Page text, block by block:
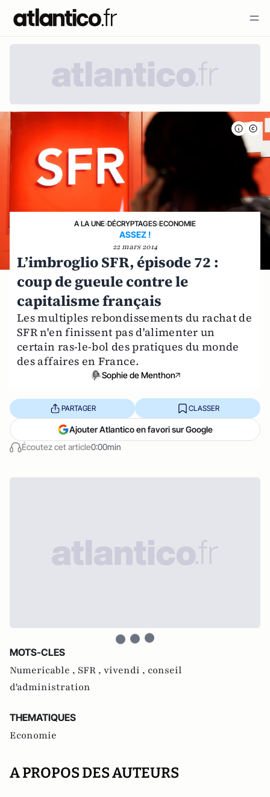
A LA UNE›DÉCRYPTAGES›ECONOMIE
ASSEZ !
22 mars 2014
L’imbroglio SFR, épisode 72 :
coup de gueule contre le
capitalisme français
Les multiples rebondissements du rachat de
SFR n'en finissent pas d'alimenter un
certain ras-le-bol des pratiques du monde
des affaires en France.
Sophie de Menthon
Écoutez cet article0:00min
PARTAGER CLASSER
Ajouter Atlantico en favori sur Google
MOTS-CLES
Numericable , SFR , vivendi , conseil
d'administration
THEMATIQUES
Economie
A PROPOS DES AUTEURS